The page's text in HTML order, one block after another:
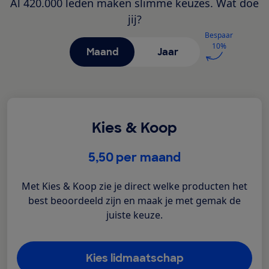
Al 420.000 leden maken slimme keuzes. Wat doe
jij?
Maand Jaar
Bespaar
10%
Kies & Koop
€
5,50per maand
Met Kies & Koop zie je direct welke producten het
best beoordeeld zijn en maak je met gemak de
juiste keuze.
Kies lidmaatschap